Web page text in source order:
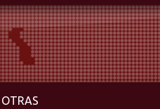
OTRAS